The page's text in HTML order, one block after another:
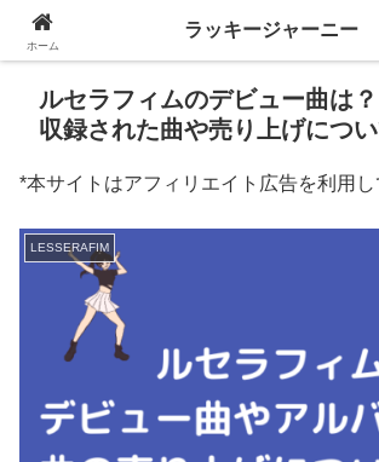
ルセラフィムのデビュー曲は
収録された曲や売り上げにつ
*本サイトはアフィリエイト広告を利用し
LESSERAFIM
ホーム
ラッキージャーニー